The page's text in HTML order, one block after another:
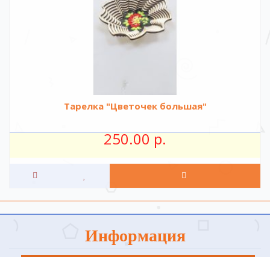
Тарелка "Цветочек большая"
250.00 р.
Информация